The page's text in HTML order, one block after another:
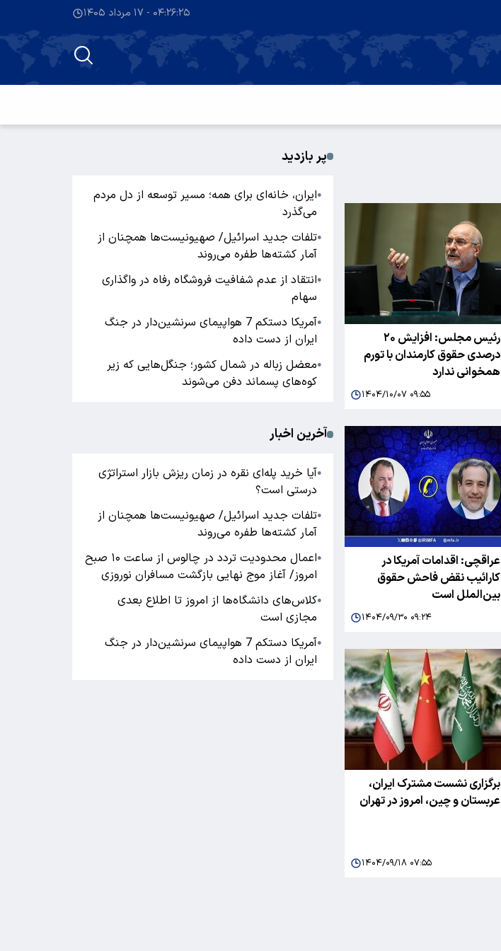
۰۴:۲۶:۲۶ - ۱۷ مرداد ۱۴۰۵
رئیس مجلس: افزایش ۲۰
درصدی حقوق کارمندان با تورم
همخوانی ندارد
۱۴۰۴/۱۰/۰۷ ۰۹:۵۵
عراقچی: اقدامات آمریکا در
کارائیب نقض فاحش حقوق
بین‌الملل است
۱۴۰۴/۰۹/۳۰ ۰۹:۲۴
برگزاری نشست مشترک ایران،
عربستان و چین، امروز در تهران
۱۴۰۴/۰۹/۱۸ ۰۷:۵۵
پر بازدید
●ایران، خانه‌ای برای همه؛ مسیر توسعه از دل مردم
می‌گذرد
●تلفات جدید اسرائیل/ صهیونیست‌ها همچنان از
آمار کشته‌ها طفره می‌روند
●انتقاد از عدم شفافیت فروشگاه رفاه در واگذاری
سهام
●
آمریکا دستکم 7 هواپیمای سرنشین‌دار در جنگ
ایران از دست داده
●معضل زباله در شمال کشور؛ جنگل‌هایی که زیر
کوه‌های پسماند دفن می‌شوند
آخرین اخبار
●آیا خرید پله‌ای نقره در زمان ریزش بازار استراتژی
درستی است؟
●تلفات جدید اسرائیل/ صهیونیست‌ها همچنان از
آمار کشته‌ها طفره می‌روند
●
اعمال محدودیت تردد در چالوس از ساعت ۱۰ صبح
امروز/ آغاز موج نهایی بازگشت مسافران نوروزی
●کلاس‌های دانشگاه‌ها از امروز تا اطلاع بعدی
مجازی است
●
آمریکا دستکم 7 هواپیمای سرنشین‌دار در جنگ
ایران از دست داده